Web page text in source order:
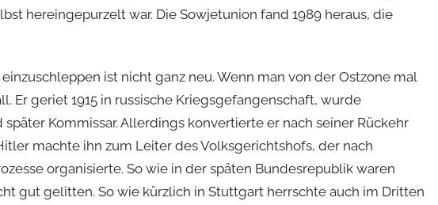
hereingepurzelt war. Die Sowjetunion fand 1989 heraus, die
ist nicht ganz neu. Wenn man von der Ostzone mal
Er geriet 1915 in russische Kriegsgefangenschaft, wurde
Kommissar. Allerdings konvertierte er nach seiner Rückehr
machte ihn zum Leiter des Volksgerichtshofs, der nach
organisierte. So wie in der späten Bundesrepublik waren
gut gelitten. So wie kürzlich in Stuttgart herrschte auch im Dritten